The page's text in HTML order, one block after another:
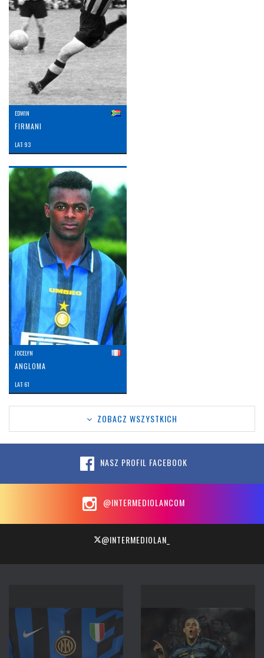
EDWIN
FIRMANI
LAT: 93
JOCELYN
ANGLOMA
LAT: 61
ZOBACZ WSZYSTKICH
NASZ PROFIL FACEBOOK
@INTERMEDIOLANCOM
@INTERMEDIOLAN_